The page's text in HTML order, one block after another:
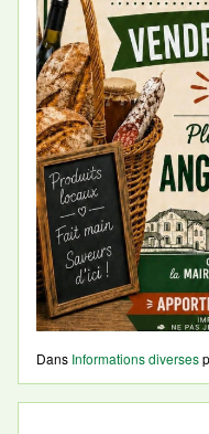
Dans Informations diverses